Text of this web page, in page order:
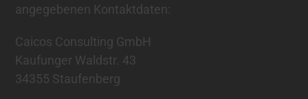
angegebenen Kontaktdaten:
Caicos Consulting GmbH
Kaufunger Waldstr. 43
34355 Staufenberg